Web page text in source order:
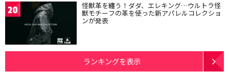
20 怪獣革を纏う！ダダ、エレキング…ウルトラ怪
獣モチーフの革を使った新アパレルコレクショ
ンが発表
ランキングを表示